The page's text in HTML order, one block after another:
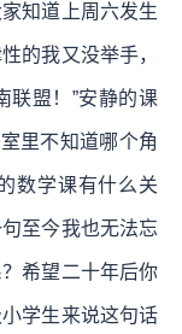
知道上周六发生
的我又没举手，
联盟！”安静的课
里不知道哪个角
数学课有什么关
至今我也无法忘
希望二十年后你
学生来说这句话